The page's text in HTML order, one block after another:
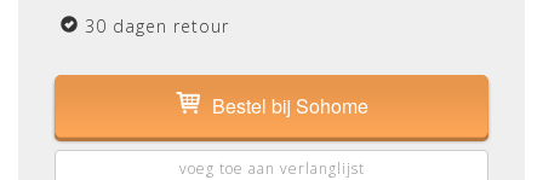
30 dagen retour
Bestel bij Sohome
voeg toe aan verlanglijst